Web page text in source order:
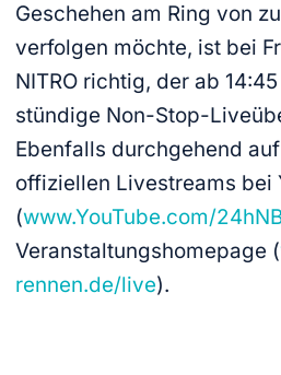
Geschehen am Ring von
verfolgen möchte, ist bei
NITRO richtig, der ab
stündige Non-Stop-
Ebenfalls durchgehend
offiziellen Livestreams bei
(www.YouTube.com/
Veranstaltungshomepage (
rennen.de/live).